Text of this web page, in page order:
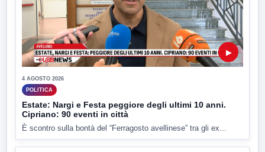
▶
4 AGOSTO 2026
POLITICA
Estate: Nargi e Festa peggiore degli ultimi 10 anni.
Cipriano: 90 eventi in città
È scontro sulla bontà del “Ferragosto avellinese” tra gli ex...